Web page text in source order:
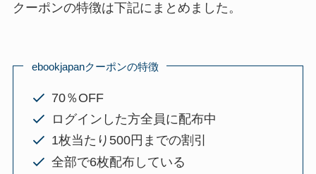
クーポンの特徴は下記にまとめました。
ebookjapanクーポンの特徴
70％OFF
ログインした方全員に配布中
1枚当たり500円までの割引
全部で6枚配布している